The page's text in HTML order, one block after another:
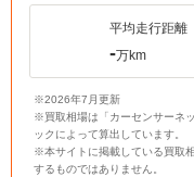
平均走行距離
-万km
※2026年7月更新
※買取相場は「カーセンサーネ
ックによって算出しています。
※本サイトに掲載している買取
するものではありません。